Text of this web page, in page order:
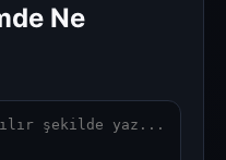
Ne